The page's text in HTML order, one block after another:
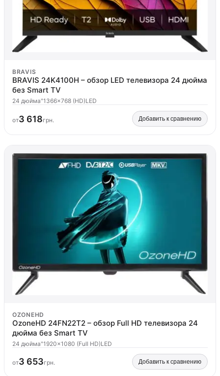
BRAVIS
BRAVIS 24K4100H – обзор LED телевизора 24 дюйма
без Smart TV
24 дюйма"1366x768 (HD)LED
от3 618грн. Добавить к сравнению
OZONEHD
OzoneHD 24FN22T2 – обзор Full HD телевизора 24
дюйма без Smart TV
24 дюйма"1920x1080 (Full HD)LED
от3 653грн. Добавить к сравнению